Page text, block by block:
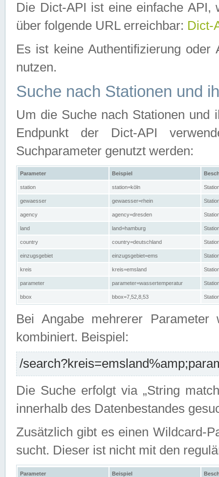
Die Dict-API ist eine einfache API,
über folgende URL erreichbar: Dict-
Es ist keine Authentifizierung
nutzen.
Suche nach Stationen und
Um die Suche nach Stationen und
Endpunkt der Dict-API
Suchparameter genutzt werden:
Parameter Beispiel
station station=köln
gewaesser gewaesser=rhein
agency agency=dresden
land land=hamburg
country country=deutschland
einzugsgebiet einzugsgebiet=ems
kreis kreis=emsland
parameter parameter=wassertemperatur
bbox bbox=7,52,8,53
Bei Angabe mehrerer Parameter
kombiniert. Beispiel:
/
Die Suche erfolgt via „String
innerhalb des Datenbestandes
Zusätzlich gibt es einen Wildcard-
sucht. Dieser ist nicht mit den
Parameter Beispiel